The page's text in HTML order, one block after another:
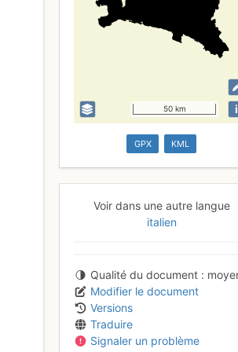
50 km i
GPX KML
Voir dans une autre langue
italien
Qualité du document
Modifier le document
Versions
Traduire
Signaler un problème